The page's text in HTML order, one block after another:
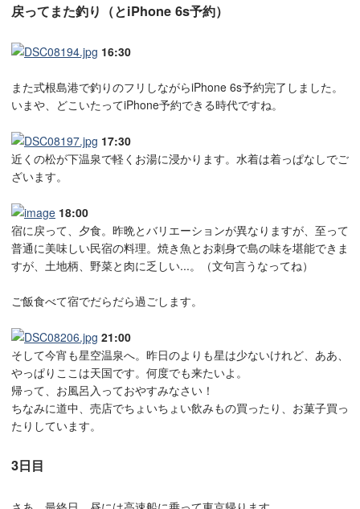
戻ってまた釣り（とiPhone 6s予約）
16:30
また式根島港で釣りのフリしながらiPhone 6s予約完了しました。
いまや、どこいたってiPhone予約できる時代ですね。
17:30
近くの松が下温泉で軽くお湯に浸かります。水着は着っぱなしでご
ざいます。
18:00
宿に戻って、夕食。昨晩とバリエーションが異なりますが、至って
普通に美味しい民宿の料理。焼き魚とお刺身で島の味を堪能できま
すが、土地柄、野菜と肉に乏しい...。（文句言うなってね）
ご飯食べて宿でだらだら過ごします。
21:00
そして今宵も星空温泉へ。昨日のよりも星は少ないけれど、ああ、
やっぱりここは天国です。何度でも来たいよ。
帰って、お風呂入っておやすみなさい！
ちなみに道中、売店でちょいちょい飲みもの買ったり、お菓子買っ
たりしています。
3日目